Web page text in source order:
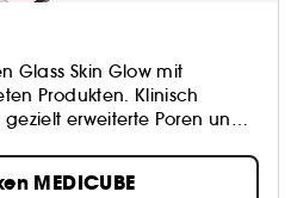
Glass Skin Glow mit
Produkten. Klinisch
erweiterte Poren und
und die Strahlkraft fördern,
MEDICUBE